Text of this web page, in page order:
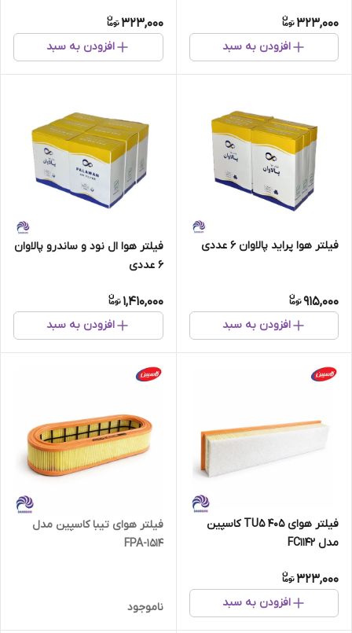
323,000
افزودن به سبد
323,000
افزودن به سبد
فیلتر هوا پراید پالاوان 6 عددی
915,000
افزودن به سبد
فیلتر هوا ال نود و ساندرو پالاوان
6 عددی
1,410,000
افزودن به سبد
فیلتر هوای 405 TU5 کاسپین
مدل FC1142
323,000
افزودن به سبد
فیلتر هوای تیبا کاسپین مدل
FPA-1514
ناموجود